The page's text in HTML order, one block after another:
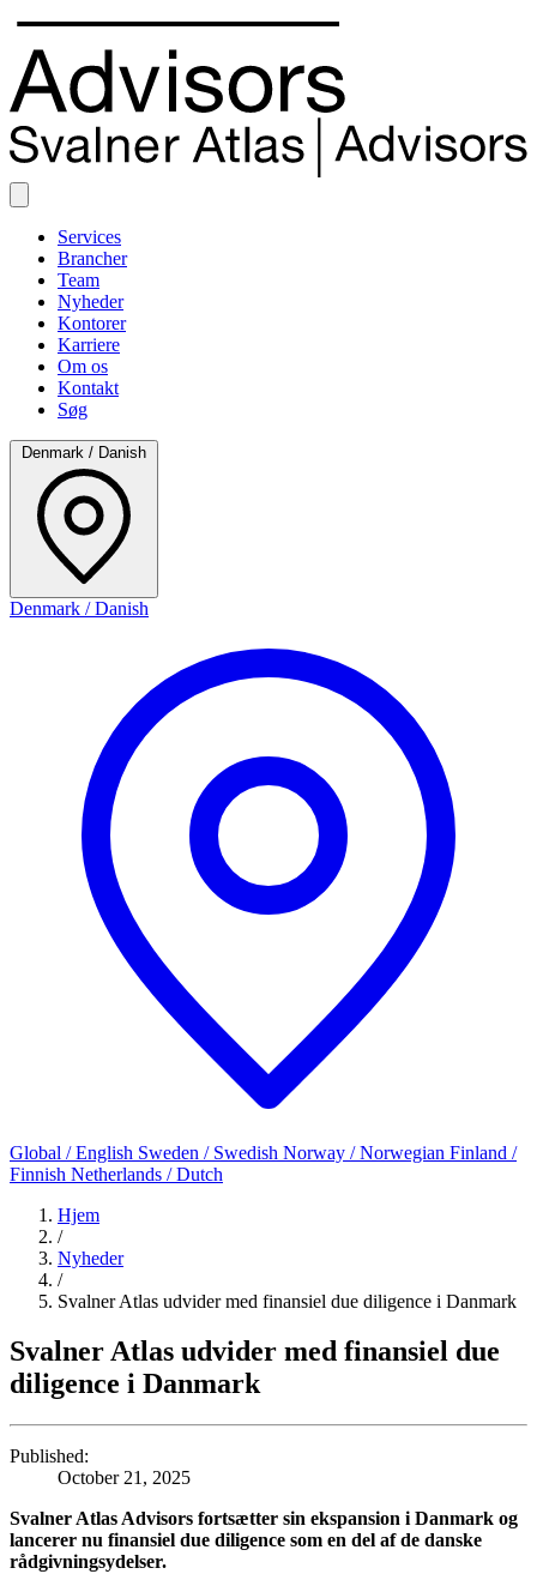
Services
Brancher
Team
Nyheder
Kontorer
Karriere
Om os
Kontakt
Søg
Denmark / Danish
Denmark / Danish
Global / English Sweden / Swedish Norway / Norwegian Finland /
Finnish Netherlands / Dutch
Hjem
/
Nyheder
/
Svalner Atlas udvider med finansiel due diligence i Danmark
Svalner Atlas udvider med finansiel due
diligence i Danmark
Published:
October 21, 2025
Svalner Atlas Advisors fortsætter sin ekspansion i Danmark og
lancerer nu finansiel due diligence som en del af de danske
rådgivningsydelser.